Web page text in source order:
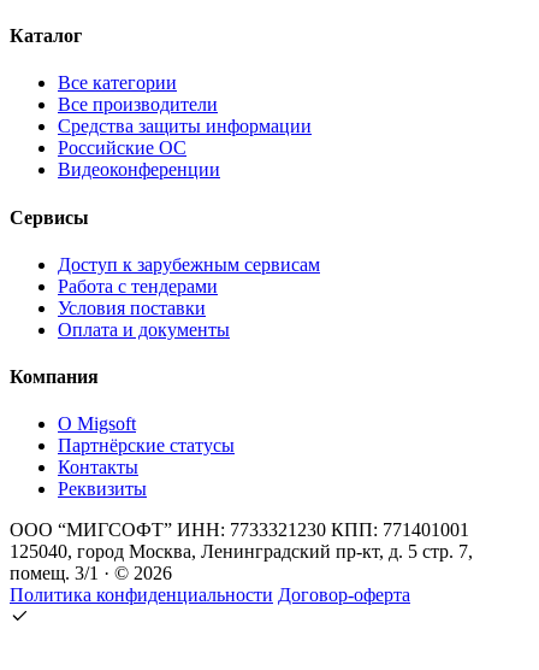
Каталог
Все категории
Все производители
Средства защиты информации
Российские ОС
Видеоконференции
Сервисы
Доступ к зарубежным сервисам
Работа с тендерами
Условия поставки
Оплата и документы
Компания
О Migsoft
Партнёрские статусы
Контакты
Реквизиты
ООО “МИГСОФТ” ИНН: 7733321230 КПП: 771401001
125040, город Москва, Ленинградский пр-кт, д. 5 стр. 7,
помещ. 3/1 · © 2026
Политика конфиденциальности Договор-оферта